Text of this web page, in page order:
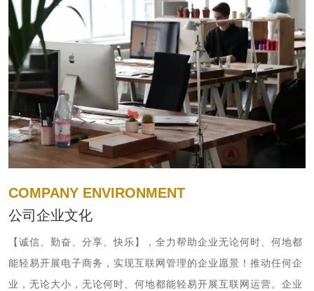
COMPANY ENVIRONMENT
公司企业文化
【诚信、勤奋、分享、快乐】，全力帮助企业无论何时、何地都
能轻易开展电子商务，实现互联网管理的企业愿景！推动任何企
业，无论大小，无论何时、何地都能轻易开展互联网运营。企业